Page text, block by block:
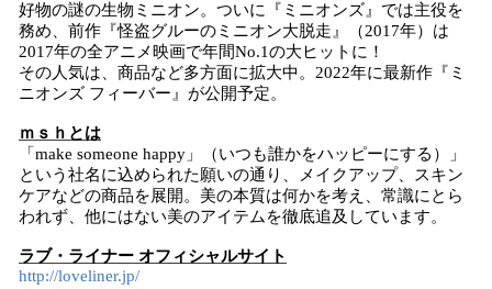
好物の謎の生物ミニオン。ついに『ミニオンズ』では主役を
務め、前作『怪盗グルーのミニオン大脱走』（2017年）は
2017年の全アニメ映画で年間No.1の大ヒットに！
その人気は、商品など多方面に拡大中。2022年に最新作『ミ
ニオンズ フィーバー』が公開予定。
ｍｓｈとは
「make someone happy」（いつも誰かをハッピーにする）」
という社名に込められた願いの通り、メイクアップ、スキン
ケアなどの商品を展開。美の本質は何かを考え、常識にとら
われず、他にはない美のアイテムを徹底追及しています。
ラブ・ライナー オフィシャルサイト
http://loveliner.jp/